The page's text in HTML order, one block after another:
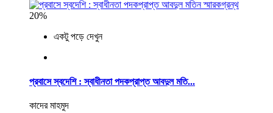
20%
একটু পড়ে দেখুন
প্রবাসে স্বদেশি : স্বাধীনতা পদকপ্রাপ্ত আবদুল মতি...
কাদের মাহমুদ